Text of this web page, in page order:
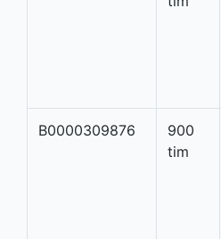
B0000309876
900
tim